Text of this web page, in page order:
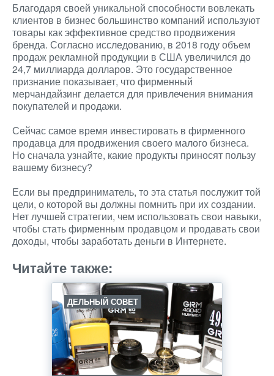
Благодаря своей уникальной способности вовлекать
клиентов в бизнес большинство компаний используют
товары как эффективное средство продвижения
бренда. Согласно исследованию, в 2018 году объем
продаж рекламной продукции в США увеличился до
24,7 миллиарда долларов. Это государственное
признание показывает, что фирменный
мерчандайзинг делается для привлечения внимания
покупателей и продажи.
Сейчас самое время инвестировать в фирменного
продавца для продвижения своего малого бизнеса.
Но сначала узнайте, какие продукты приносят пользу
вашему бизнесу?
Если вы предприниматель, то эта статья послужит той
цели, о которой вы должны помнить при их создании.
Нет лучшей стратегии, чем использовать свои навыки,
чтобы стать фирменным продавцом и продавать свои
доходы, чтобы заработать деньги в Интернете.
Читайте также:
ДЕЛЬНЫЙ СОВЕТ